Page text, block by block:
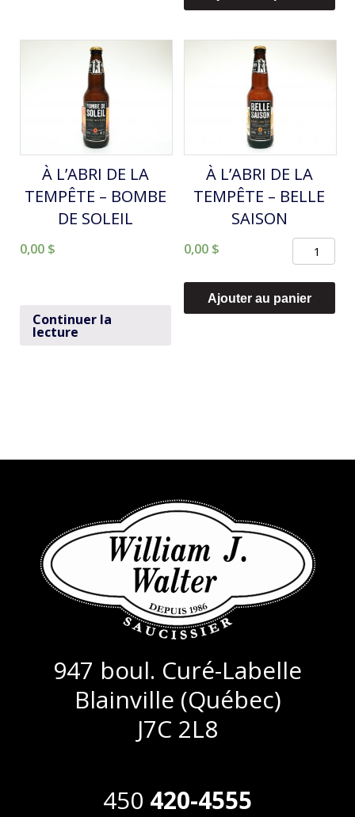
Marie
DU
LAC
MOLLET
À L’ABRI DE LA
TEMPÊTE – BOMBE
DE SOLEIL
0,00 $
Continuer la
lecture
À L’ABRI DE LA
TEMPÊTE – BELLE
SAISON
0,00 $
quantité
de
À
L'ABRI
Ajouter au panier
947 boul. Curé-Labelle
Blainville (Québec)
J7C 2L8
450 420-4555